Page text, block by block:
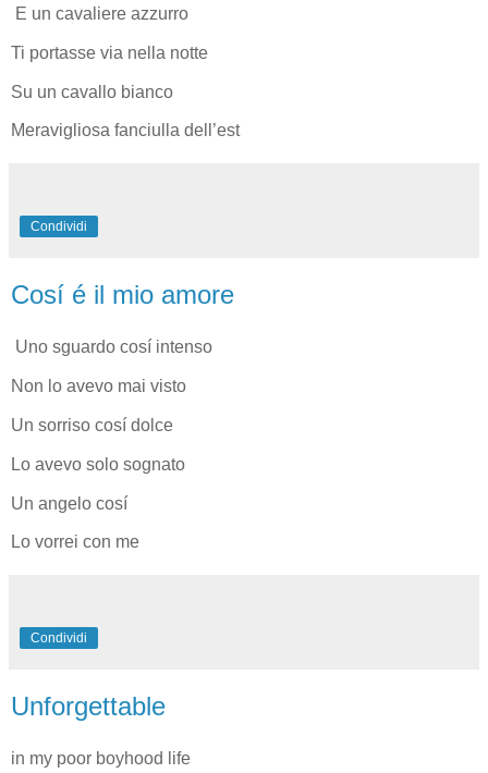
E un cavaliere azzurro
Ti portasse via nella notte
Su un cavallo bianco
Meravigliosa fanciulla dell’est
Condividi
Cosí é il mio amore
Uno sguardo cosí intenso
Non lo avevo mai visto
Un sorriso cosí dolce
Lo avevo solo sognato
Un angelo cosí
Lo vorrei con me
Condividi
Unforgettable
in my poor boyhood life